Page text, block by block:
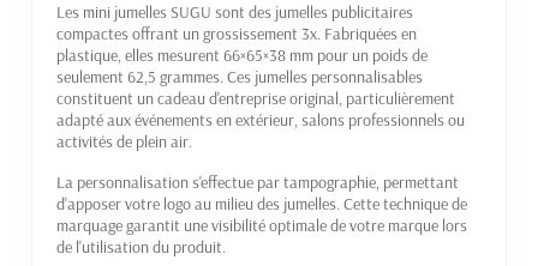
Les mini jumelles SUGU sont des jumelles publicitaires
compactes offrant un grossissement 3x. Fabriquées en
plastique, elles mesurent 66×65×38 mm pour un poids de
seulement 62,5 grammes. Ces jumelles personnalisables
constituent un cadeau d'entreprise original, particulièrement
adapté aux événements en extérieur, salons professionnels ou
activités de plein air.
La personnalisation s'effectue par tampographie, permettant
d'apposer votre logo au milieu des jumelles. Cette technique de
marquage garantit une visibilité optimale de votre marque lors
de l'utilisation du produit.